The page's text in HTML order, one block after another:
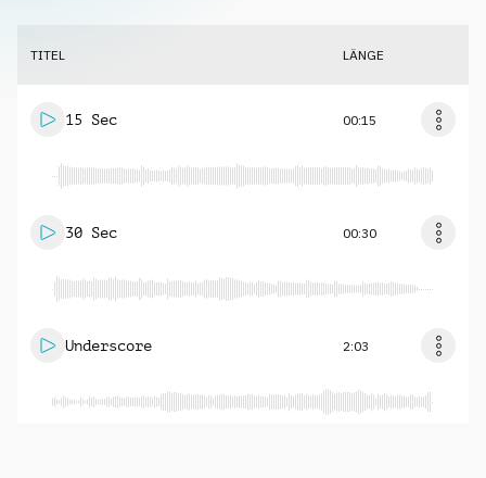
TITEL LÄNGE
15 Sec 00:15
30 Sec 00:30
Underscore 2:03